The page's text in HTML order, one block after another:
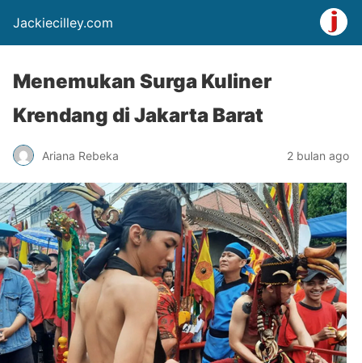
Jackiecilley.com
Menemukan Surga Kuliner
Krendang di Jakarta Barat
Ariana Rebeka 2 bulan ago